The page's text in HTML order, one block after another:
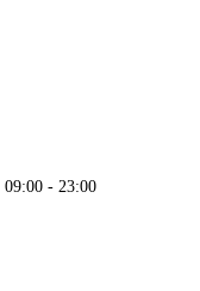
09:00 - 23:00